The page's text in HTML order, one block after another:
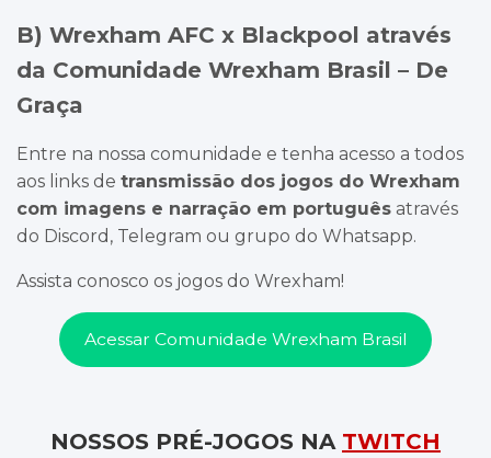
B) Wrexham AFC x Blackpool através
da Comunidade Wrexham Brasil – De
Graça
Entre na nossa comunidade e tenha acesso a todos
aos links de transmissão dos jogos do Wrexham
com imagens e narração em português através
do Discord, Telegram ou grupo do Whatsapp.
Assista conosco os jogos do Wrexham!
Acessar Comunidade Wrexham Brasil
NOSSOS PRÉ-JOGOS NA TWITCH